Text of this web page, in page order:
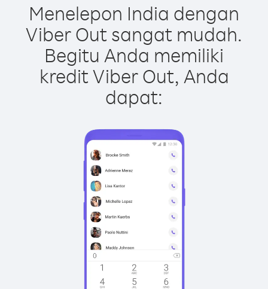
Menelepon India dengan
Viber Out sangat mudah.
Begitu Anda memiliki
kredit Viber Out, Anda
dapat: